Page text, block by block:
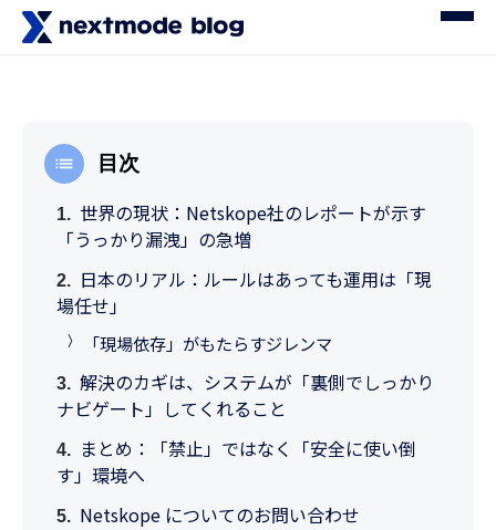
目次
世界の現状：Netskope社のレポートが示す
「うっかり漏洩」の急増
日本のリアル：ルールはあっても運用は「現
場任せ」
「現場依存」がもたらすジレンマ
解決のカギは、システムが「裏側でしっかり
ナビゲート」してくれること
まとめ：「禁止」ではなく「安全に使い倒
す」環境へ
Netskope についてのお問い合わせ